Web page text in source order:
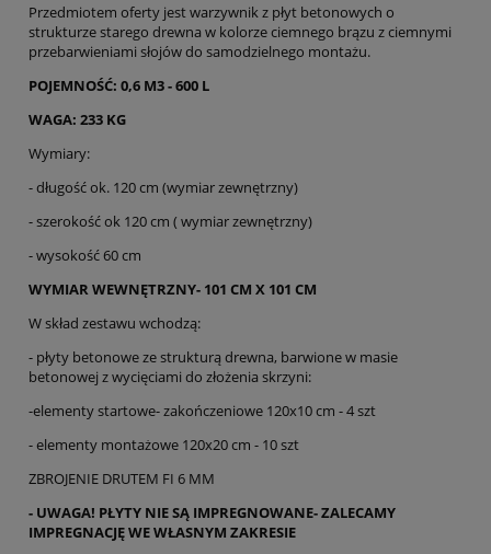
Przedmiotem oferty jest warzywnik z płyt betonowych o
strukturze starego drewna w kolorze ciemnego brązu z ciemnymi
przebarwieniami słojów do samodzielnego montażu.
POJEMNOŚĆ: 0,6 M3 - 600 L
WAGA: 233 KG
Wymiary:
- długość ok. 120 cm (wymiar zewnętrzny)
- szerokość ok 120 cm ( wymiar zewnętrzny)
- wysokość 60 cm
WYMIAR WEWNĘTRZNY- 101 CM X 101 CM
W skład zestawu wchodzą:
- płyty betonowe ze strukturą drewna, barwione w masie
betonowej z wycięciami do złożenia skrzyni:
-elementy startowe- zakończeniowe 120x10 cm - 4 szt
- elementy montażowe 120x20 cm - 10 szt
ZBROJENIE DRUTEM FI 6 MM
- UWAGA! PŁYTY NIE SĄ IMPREGNOWANE- ZALECAMY
IMPREGNACJĘ WE WŁASNYM ZAKRESIE